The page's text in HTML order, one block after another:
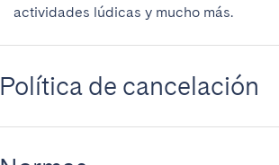
actividades lúdicas y mucho más.
Política de cancelación